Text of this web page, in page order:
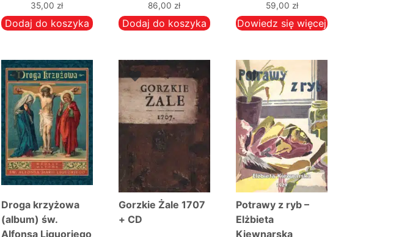
35,00zł
Dodaj do koszyka
86,00zł
Dodaj do koszyka
59,00 zł
Dowiedz się więcej
Droga krzyżowa
(album) św.
Alfonsa Liguoriego
Gorzkie Żale 1707
+ CD
Potrawy z ryb –
Elżbieta
Kiewnarska